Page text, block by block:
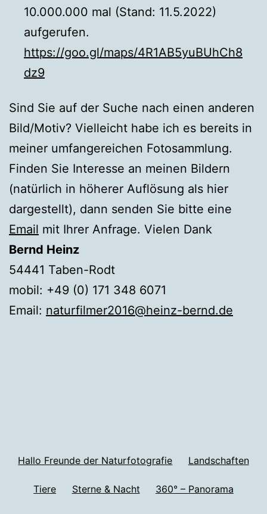
10.000.000 mal (Stand: 11.5.2022)
aufgerufen.
https://goo.gl/maps/4R1AB5yuBUhCh8
dz9
Sind Sie auf der Suche nach einen anderen
Bild/Motiv? Vielleicht habe ich es bereits in
meiner umfangereichen Fotosammlung.
Finden Sie Interesse an meinen Bildern
(natürlich in höherer Auflösung als hier
dargestellt), dann senden Sie bitte eine
Email mit Ihrer Anfrage. Vielen Dank
Bernd Heinz
54441 Taben-Rodt
mobil: +49 (0) 171 348 6071
Email: naturfilmer2016@heinz-bernd.de
Hallo Freunde der Naturfotografie Landschaften
Tiere Sterne & Nacht 360° – Panorama